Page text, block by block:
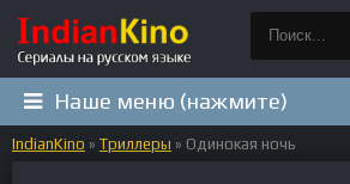
Наше меню (нажмите)
IndianKino » Триллеры » Одинокая ночь